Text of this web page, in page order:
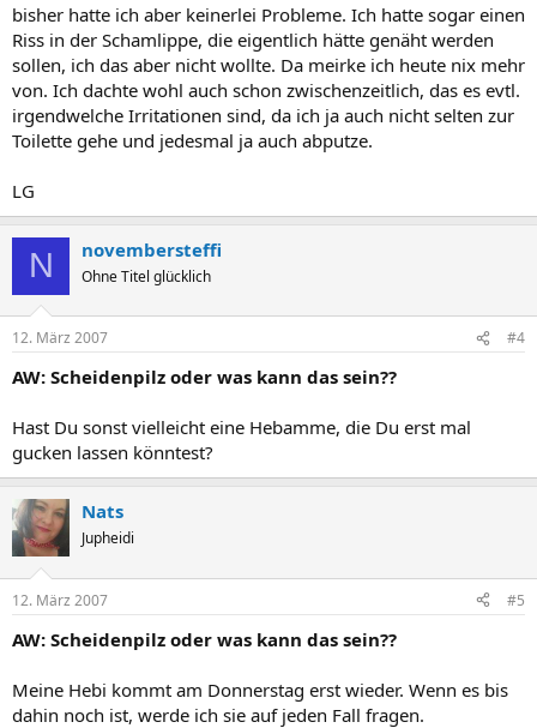
bisher hatte ich aber keinerlei Probleme. Ich hatte sogar einen
Riss in der Schamlippe, die eigentlich hätte genäht werden
sollen, ich das aber nicht wollte. Da meirke ich heute nix mehr
von. Ich dachte wohl auch schon zwischenzeitlich, das es evtl.
irgendwelche Irritationen sind, da ich ja auch nicht selten zur
Toilette gehe und jedesmal ja auch abputze.
LG
N novembersteffi
Ohne Titel glücklich
12. März 2007 #4
AW: Scheidenpilz oder was kann das sein??
Hast Du sonst vielleicht eine Hebamme, die Du erst mal
gucken lassen könntest?
Nats
Jupheidi
12. März 2007 #5
AW: Scheidenpilz oder was kann das sein??
Meine Hebi kommt am Donnerstag erst wieder. Wenn es bis
dahin noch ist, werde ich sie auf jeden Fall fragen.